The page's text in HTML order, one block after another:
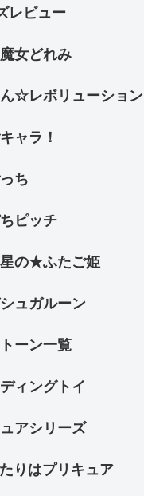
レビュー
女どれみ
☆レボリューション
ャラ！
ち
ピッチ
の★ふたご姫
ュガルーン
ーン一覧
ィングトイ
アシリーズ
りはプリキュア